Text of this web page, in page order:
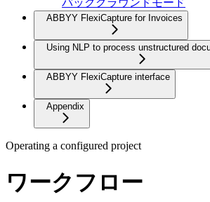
バックグラウンドモード
ABBYY FlexiCapture for Invoices
Using NLP to process unstructured
ABBYY FlexiCapture interface
Appendix
Operating a configured project
ワークフロー